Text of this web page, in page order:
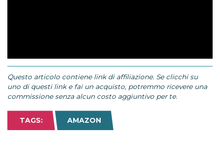
Questo articolo contiene link di affiliazione. Se clicchi su
uno di questi link e fai un acquisto, potremmo ricevere una
commissione senza alcun costo aggiuntivo per te.
TAGS: AMAZON